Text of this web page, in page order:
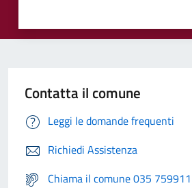
Contatta il comune
Leggi le domande frequenti
Richiedi Assistenza
Chiama il comune 035 759911